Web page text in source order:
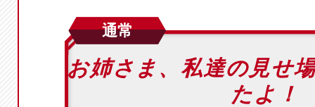
通常
お姉さま、私達の見せ
たよ！